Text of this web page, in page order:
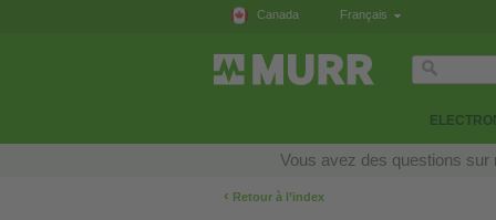
Canada Français
Vous avez des questions
‹ Retour à l’index